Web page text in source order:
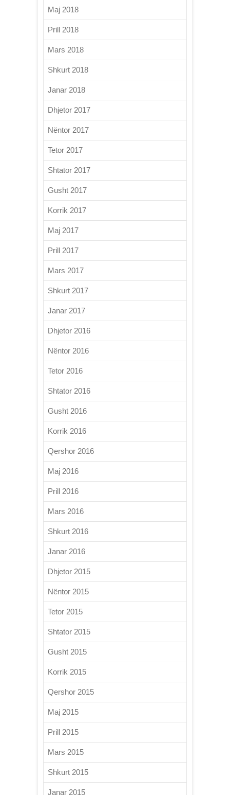
Maj 2018
Prill 2018
Mars 2018
Shkurt 2018
Janar 2018
Dhjetor 2017
Nëntor 2017
Tetor 2017
Shtator 2017
Gusht 2017
Korrik 2017
Maj 2017
Prill 2017
Mars 2017
Shkurt 2017
Janar 2017
Dhjetor 2016
Nëntor 2016
Tetor 2016
Shtator 2016
Gusht 2016
Korrik 2016
Qershor 2016
Maj 2016
Prill 2016
Mars 2016
Shkurt 2016
Janar 2016
Dhjetor 2015
Nëntor 2015
Tetor 2015
Shtator 2015
Gusht 2015
Korrik 2015
Qershor 2015
Maj 2015
Prill 2015
Mars 2015
Shkurt 2015
Janar 2015